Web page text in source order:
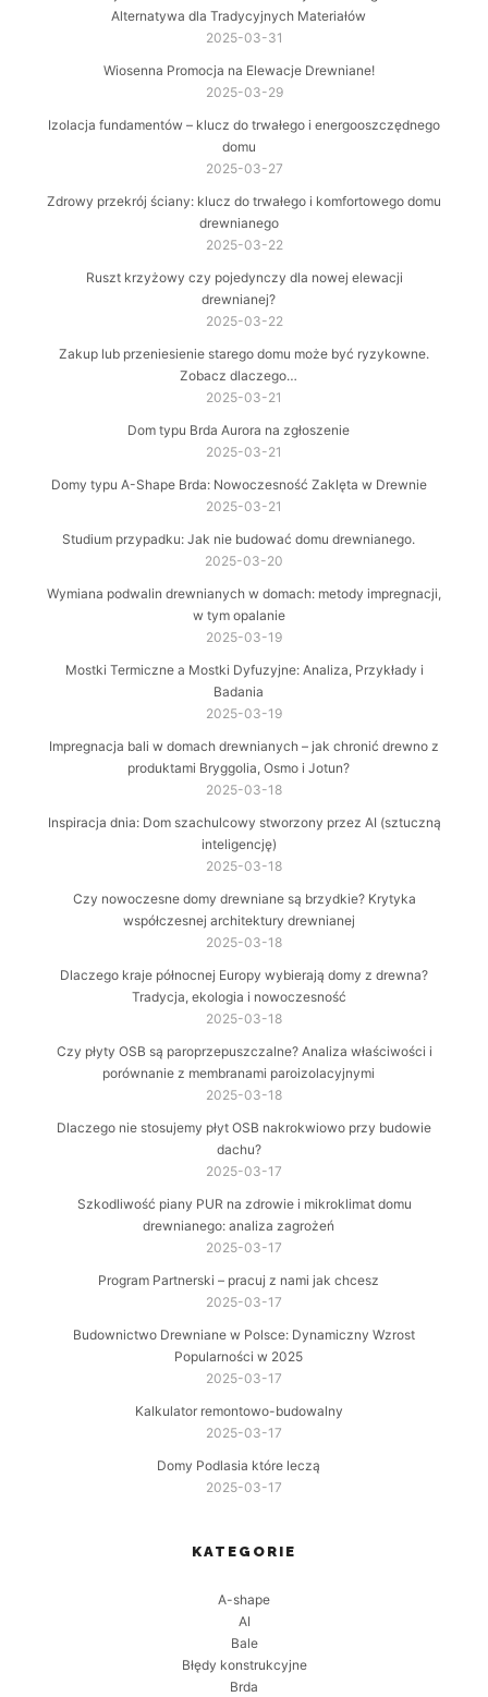
Alternatywa dla Tradycyjnych Materiałów
2025-03-31
Wiosenna Promocja na Elewacje Drewniane!
2025-03-29
Izolacja fundamentów – klucz do trwałego i energooszczędnego
domu
2025-03-27
Zdrowy przekrój ściany: klucz do trwałego i komfortowego domu
drewnianego
2025-03-22
Ruszt krzyżowy czy pojedynczy dla nowej elewacji
drewnianej?
2025-03-22
Zakup lub przeniesienie starego domu może być ryzykowne.
Zobacz dlaczego…
2025-03-21
Dom typu Brda Aurora na zgłoszenie
2025-03-21
Domy typu A-Shape Brda: Nowoczesność Zaklęta w Drewnie
2025-03-21
Studium przypadku: Jak nie budować domu drewnianego.
2025-03-20
Wymiana podwalin drewnianych w domach: metody impregnacji,
w tym opalanie
2025-03-19
Mostki Termiczne a Mostki Dyfuzyjne: Analiza, Przykłady i
Badania
2025-03-19
Impregnacja bali w domach drewnianych – jak chronić drewno z
produktami Bryggolia, Osmo i Jotun?
2025-03-18
Inspiracja dnia: Dom szachulcowy stworzony przez AI (sztuczną
inteligencję)
2025-03-18
Czy nowoczesne domy drewniane są brzydkie? Krytyka
współczesnej architektury drewnianej
2025-03-18
Dlaczego kraje północnej Europy wybierają domy z drewna?
Tradycja, ekologia i nowoczesność
2025-03-18
Czy płyty OSB są paroprzepuszczalne? Analiza właściwości i
porównanie z membranami paroizolacyjnymi
2025-03-18
Dlaczego nie stosujemy płyt OSB nakrokwiowo przy budowie
dachu?
2025-03-17
Szkodliwość piany PUR na zdrowie i mikroklimat domu
drewnianego: analiza zagrożeń
2025-03-17
Program Partnerski – pracuj z nami jak chcesz
2025-03-17
Budownictwo Drewniane w Polsce: Dynamiczny Wzrost
Popularności w 2025
2025-03-17
Kalkulator remontowo-budowalny
2025-03-17
Domy Podlasia które leczą
2025-03-17
KATEGORIE
A-shape
AI
Bale
Błędy konstrukcyjne
Brda